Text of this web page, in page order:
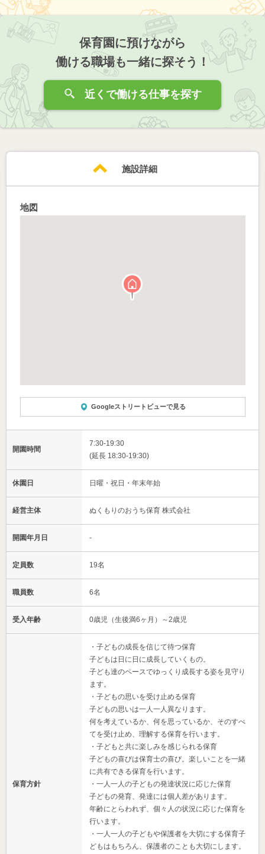
保育園に預けながら
働ける職場も一緒に探そう！
近くで働ける仕事を探す
施設詳細
地図
Googleストリートビューで見る
開園時間
7:30-19:30
(延長 18:30-19:30)
休園日 日曜・祝日・年末年始
経営主体 ぬくもりのおうち保育 株式会社
開園年月日 -
定員数 19名
職員数 6名
受入年齢 0歳児（生後満6ヶ月）～2歳児
保育方針
・子どもの成長を信じて待つ保育
子どもは日に日に成長していくもの。
子ども達のペースでゆっくり成長する姿を見守り
ます。
・子どもの思いを受け止める保育
子どもの思いは一人一人異なります。
何を考えているか、何を思っているか、そのすべ
てを受け止め、理解する保育を行います。
・子どもと共に楽しみを感じられる保育
子どもの喜びは保育士の喜び。楽しいことを一緒
に共有できる保育を行います。
・一人一人の子どもの発達状況に応じた保育
子どもの発育、発達には個人差があります。
年齢にとらわれず、個々人の状況に応じた保育を
行います。
・一人一人の子どもや保護者を大切にする保育子
どもはもちろん、保護者のことも大切にします。